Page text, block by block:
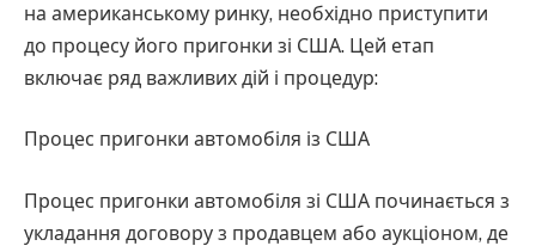
на американському ринку, необхідно приступити
до процесу його пригонки зі США. Цей етап
включає ряд важливих дій і процедур:
Процес пригонки автомобіля із США
Процес пригонки автомобіля зі США починається з
укладання договору з продавцем або аукціоном, де